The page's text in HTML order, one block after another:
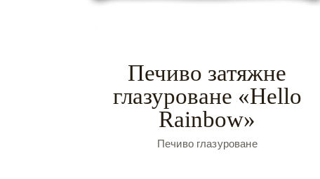
Печиво затяжне
глазуроване «Hello
Rainbow»
Печиво глазуроване